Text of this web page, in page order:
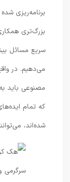
برنامه‌ریزی شده که
بزرگ‌تری همکاری
سریع مسائل بیشتر
می‌دهیم. در واقع،
مصنوعی باید به یک
که تمام ایده‌های ما
شده‌اند، می‌توانند